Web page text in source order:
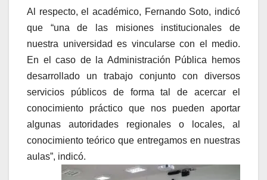
Al respecto, el académico, Fernando Soto, indicó
que “una de las misiones institucionales de
nuestra universidad es vincularse con el medio.
En el caso de la Administración Pública hemos
desarrollado un trabajo conjunto con diversos
servicios públicos de forma tal de acercar el
conocimiento práctico que nos pueden aportar
algunas autoridades regionales o locales, al
conocimiento teórico que entregamos en nuestras
aulas”, indicó.